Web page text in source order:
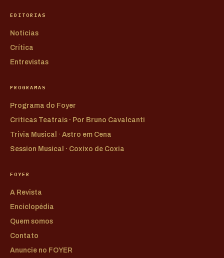
EDITORIAS
Notícias
Crítica
Entrevistas
PROGRAMAS
Programa do Foyer
Críticas Teatrais · Por Bruno Cavalcanti
Trivia Musical · Astro em Cena
Session Musical · Coxixo de Coxia
FOYER
A Revista
Enciclopédia
Quem somos
Contato
Anuncie no FOYER